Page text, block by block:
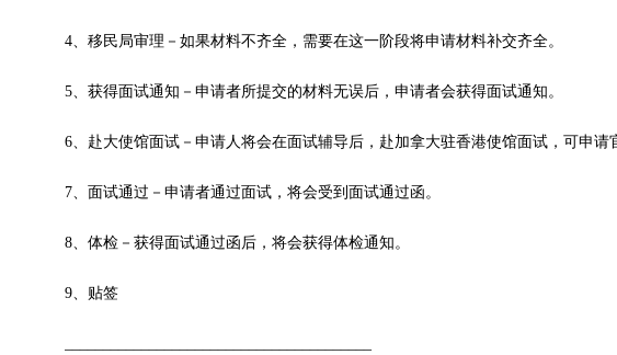
4、移民局审理－如果材料不齐全，需要在这一阶段将申请材料补交齐全。
5、获得面试通知－申请者所提交的材料无误后，申请者会获得面试通知。
6、赴大使馆面试－申请人将会在面试辅导后，赴加拿大驻香港使馆面试，可申请
7、面试通过－申请者通过面试，将会受到面试通过函。
8、体检－获得面试通过函后，将会获得体检通知。
9、贴签